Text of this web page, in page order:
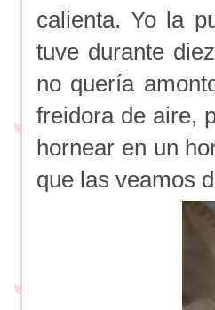
calienta. Yo la
tuve durante
no quería
freidora de aire,
hornear en un
que las veamos